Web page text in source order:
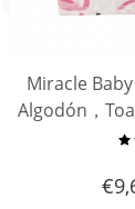
Miracle
Algodón，
€